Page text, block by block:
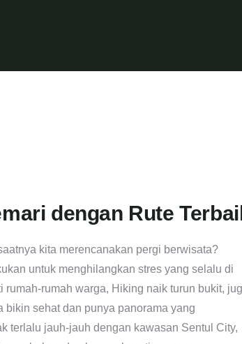
dengan Rute
kita merencanakan pergi berwisata?
untuk menghilangkan stres yang selalu di
rumah warga, Hiking naik turun bukit,
sehat dan punya panorama yang
terlalu jauh-jauh dengan kawasan Sentul City,